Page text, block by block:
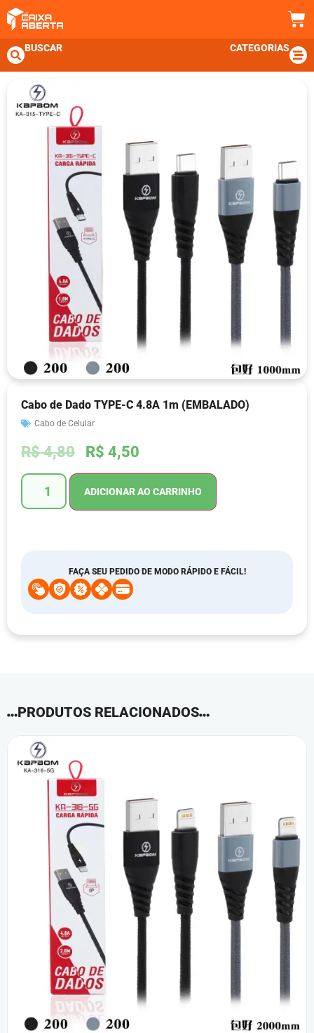
BUSCAR CATEGORIAS
Cabo de Dado TYPE-C 4.8A 1m (EMBALADO)
Cabo de Celular
R$4,80 R$ 4,50
ADICIONAR AO CARRINHO
FAÇA SEU PEDIDO DE MODO RÁPIDO E FÁCIL!
PRODUTOS RELACIONADOS